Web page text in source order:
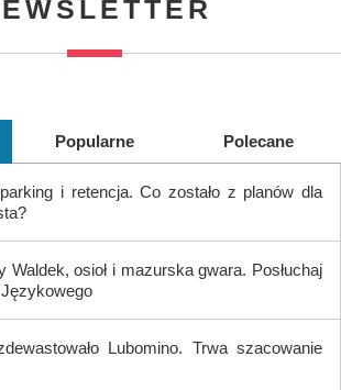
Popularne Polecane
i retencja. Co zostało z planów dla
Waldek, osioł i mazurska gwara. Posłuchaj
Językowego
Lubomino. Trwa szacowanie